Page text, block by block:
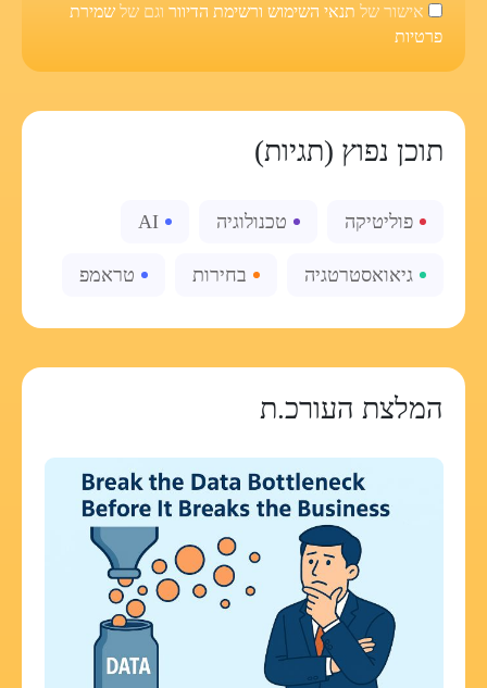
אישור של תנאי השימוש ורשימת הדיוור וגם שלשמירת
פרטיות
תוכן נפוץ (תגיות)
פוליטיקה טכנולוגיה AI
גיאואסטרטגיה בחירות טראמפ
המלצת העורכ.ת